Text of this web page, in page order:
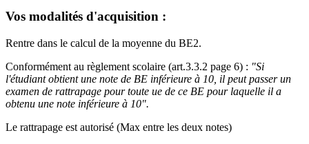
Vos modalités d'acquisition :
Rentre dans le calcul de la moyenne du BE2.
Conformément au règlement scolaire (art.3.3.2 page 6) : "Si
l'étudiant obtient une note de BE inférieure à 10, il peut passer un
examen de rattrapage pour toute ue de ce BE pour laquelle il a
obtenu une note inférieure à 10".
Le rattrapage est autorisé (Max entre les deux notes)